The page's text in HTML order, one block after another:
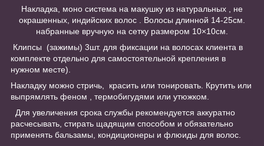
Накладка, моно система на макушку из натуральных , не
окрашенных, индийских волос . Волосы длинной 14-25см.
набранные вручную на сетку размером 10×10см.
Клипсы (зажимы) 3шт. для фиксации на волосах клиента в
комплекте отдельно для самостоятельной крепления в
нужном месте).
Накладку можно стричь, красить или тонировать. Крутить или
выпрямлять феном , термобигудями или утюжком.
Для увеличения срока службы рекомендуется аккуратно
расчесывать, стирать щадящим способом и обязательно
применять бальзамы, кондиционеры и флюиды для волос.